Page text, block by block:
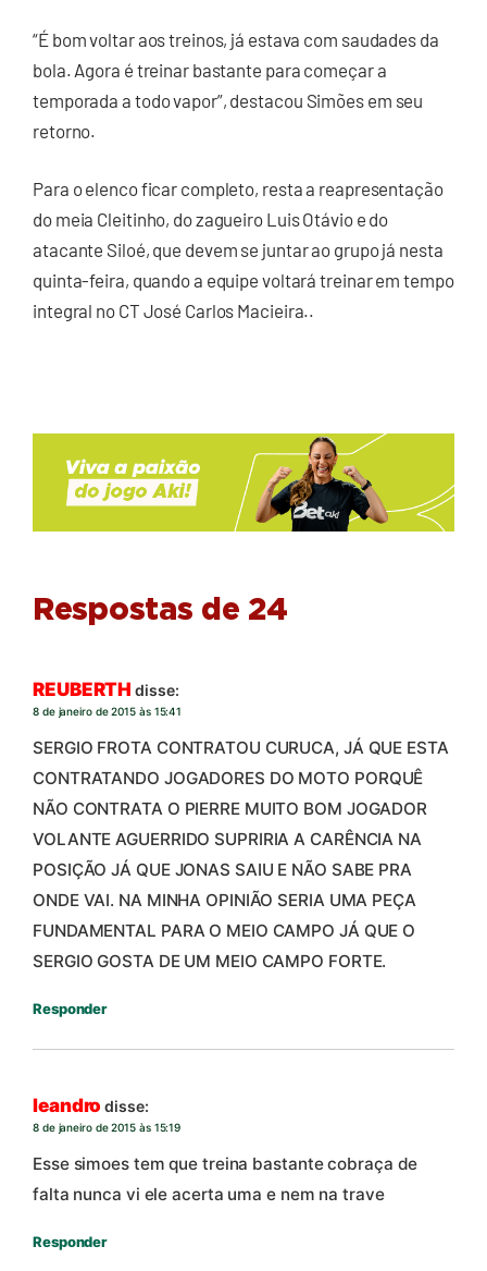
“É bom voltar aos treinos, já estava com saudades da
bola. Agora é treinar bastante para começar a
temporada a todo vapor”, destacou Simões em seu
retorno.
Para o elenco ficar completo, resta a reapresentação
do meia Cleitinho, do zagueiro Luis Otávio e do
atacante Siloé, que devem se juntar ao grupo já nesta
quinta-feira, quando a equipe voltará treinar em tempo
integral no CT José Carlos Macieira..
Respostas de 24
REUBERTH disse:
8 de janeiro de 2015 às 15:41
SERGIO FROTA CONTRATOU CURUCA, JÁ QUE ESTA
CONTRATANDO JOGADORES DO MOTO PORQUÊ
NÃO CONTRATA O PIERRE MUITO BOM JOGADOR
VOLANTE AGUERRIDO SUPRIRIA A CARÊNCIA NA
POSIÇÃO JÁ QUE JONAS SAIU E NÃO SABE PRA
ONDE VAI. NA MINHA OPINIÃO SERIA UMA PEÇA
FUNDAMENTAL PARA O MEIO CAMPO JÁ QUE O
SERGIO GOSTA DE UM MEIO CAMPO FORTE.
Responder
leandro disse:
8 de janeiro de 2015 às 15:19
Esse simoes tem que treina bastante cobraça de
falta nunca vi ele acerta uma e nem na trave
Responder